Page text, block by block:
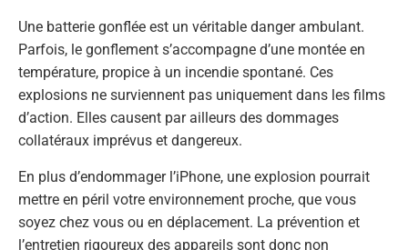
Une batterie gonflée est un véritable danger ambulant.
Parfois, le gonflement s’accompagne d’une montée en
température, propice à un incendie spontané. Ces
explosions ne surviennent pas uniquement dans les films
d’action. Elles causent par ailleurs des dommages
collatéraux imprévus et dangereux.
En plus d’endommager l’iPhone, une explosion pourrait
mettre en péril votre environnement proche, que vous
soyez chez vous ou en déplacement. La prévention et
l’entretien rigoureux des appareils sont donc non